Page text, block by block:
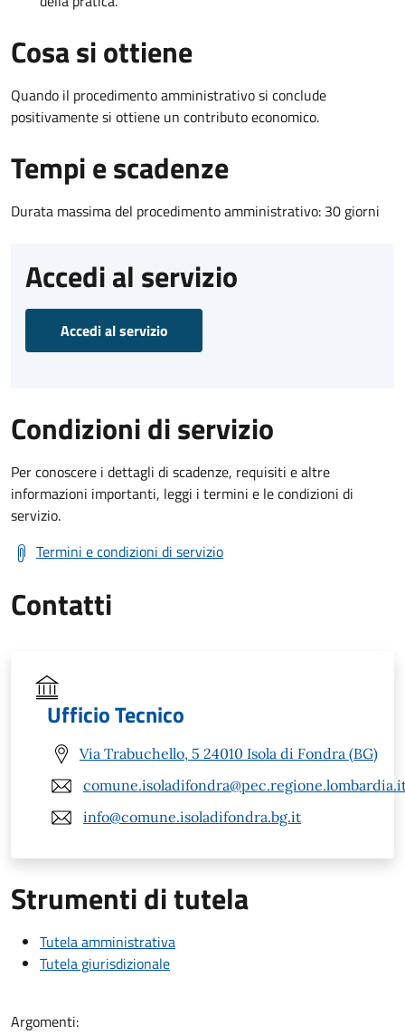
Cosa si ottiene
Quando il procedimento amministrativo si conclude
positivamente si ottiene un contributo economico.
Tempi e scadenze
Durata massima del procedimento amministrativo: 30 giorni
Accedi al servizio
Accedi al servizio
Condizioni di servizio
Per conoscere i dettagli di scadenze, requisiti e altre
informazioni importanti, leggi i termini e le condizioni di
servizio.
Termini e condizioni di servizio
Contatti
Ufficio Tecnico
Via Trabuchello, 5 24010 Isola di Fondra (BG)
info@comune.isoladifondra.bg.it
Strumenti di tutela
Tutela amministrativa
Tutela giurisdizionale
Argomenti: